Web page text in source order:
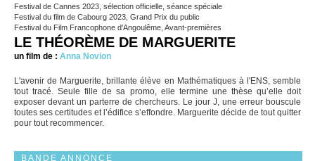
Festival de Cannes 2023, sélection officielle, séance spéciale
Festival du film de Cabourg 2023, Grand Prix du public
Festival du Film Francophone d'Angoulême, Avant-premières
LE THÉORÈME DE MARGUERITE
un film de : Anna Novion
L'avenir de Marguerite, brillante élève en Mathématiques à l'ENS, semble
tout tracé. Seule fille de sa promo, elle termine une thèse qu’elle doit
exposer devant un parterre de chercheurs. Le jour J, une erreur bouscule
toutes ses certitudes et l’édifice s’effondre. Marguerite décide de tout quitter
pour tout recommencer.
BANDE ANNONCE